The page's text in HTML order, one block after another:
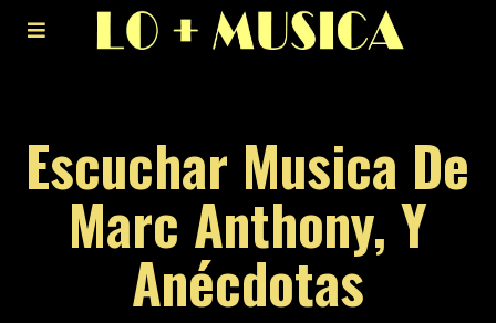
Escuchar Musica De
Marc Anthony, Y
Anécdotas